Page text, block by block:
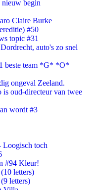
nieuw begin
Claire Burke
#50
topic #31
auto's zo snel
beste team *G* *O*
ongeval Zeeland.
oud-directeur van twee
wordt #3
toch
#94 Kleur!
letters)
letters)